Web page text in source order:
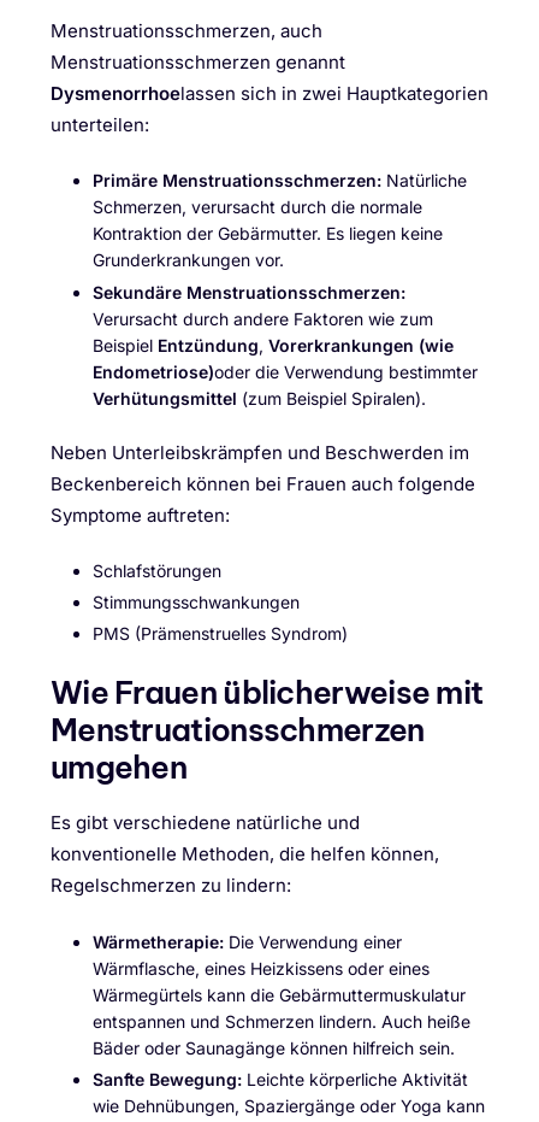
Menstruationsschmerzen, auch
Menstruationsschmerzen genannt
Dysmenorrhoelassen sich in zwei Hauptkategorien
unterteilen:
Primäre Menstruationsschmerzen: Natürliche
Schmerzen, verursacht durch die normale
Kontraktion der Gebärmutter. Es liegen keine
Grunderkrankungen vor.
Sekundäre Menstruationsschmerzen:
Verursacht durch andere Faktoren wie zum
Beispiel Entzündung, Vorerkrankungen (wie
Endometriose)oder die Verwendung bestimmter
Verhütungsmittel (zum Beispiel Spiralen).
Neben Unterleibskrämpfen und Beschwerden im
Beckenbereich können bei Frauen auch folgende
Symptome auftreten:
Schlafstörungen
Stimmungsschwankungen
PMS (Prämenstruelles Syndrom)
Wie Frauen üblicherweise mit
Menstruationsschmerzen
umgehen
Es gibt verschiedene natürliche und
konventionelle Methoden, die helfen können,
Regelschmerzen zu lindern:
Wärmetherapie: Die Verwendung einer
Wärmflasche, eines Heizkissens oder eines
Wärmegürtels kann die Gebärmuttermuskulatur
entspannen und Schmerzen lindern. Auch heiße
Bäder oder Saunagänge können hilfreich sein.
Sanfte Bewegung: Leichte körperliche Aktivität
wie Dehnübungen, Spaziergänge oder Yoga kann